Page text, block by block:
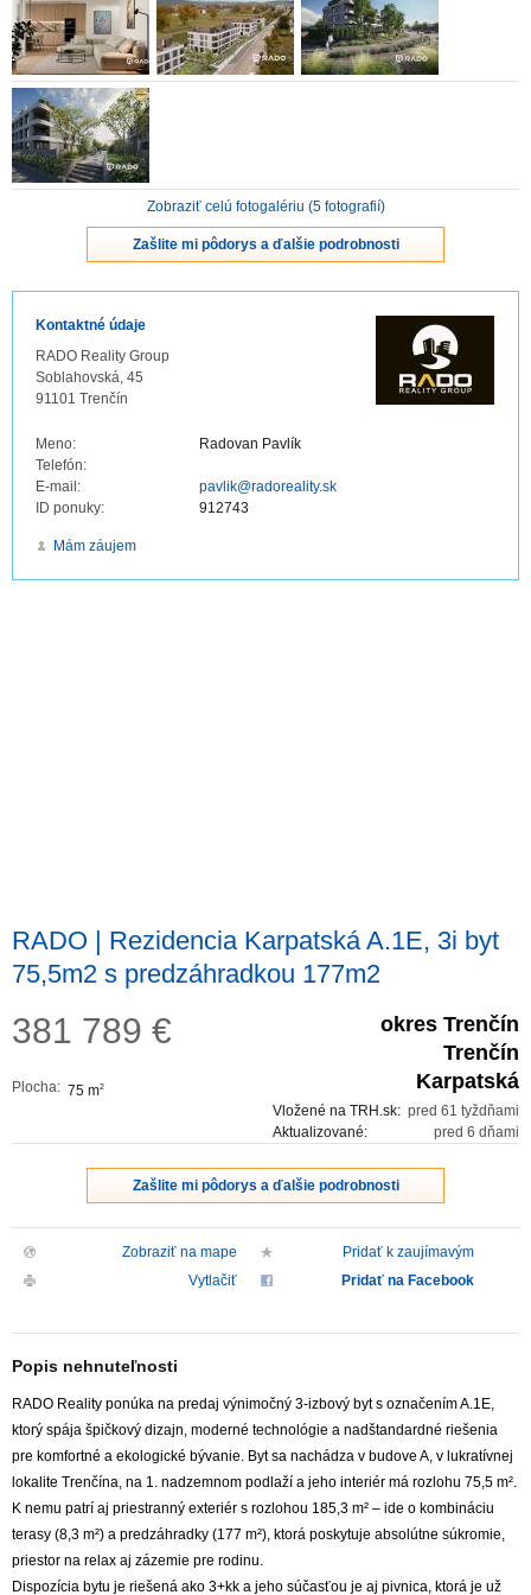
ZVÝRAZNENIE REALITNÝCH INZERÁTOV
REKLAMA
PARTNERI
Zobraziť celú fotogalériu (5 fotografií)
Zašlite mi pôdorys a ďalšie podrobnosti
Kontaktné údaje
RADO Reality Group
Soblahovská, 45
91101 Trenčín
Meno:
Radovan Pavlík
Telefón:
E-mail:
pavlik@radoreality.sk
ID ponuky:
912743
Mám záujem
RADO | Rezidencia Karpatská A.1E, 3i byt
75,5m2 s predzáhradkou 177m2
381 789 €
Plocha: 75 m2
okres Trenčín
Trenčín
Karpatská
pred 61 tyždňami
Vložené na TRH.sk:
pred 6 dňami
Aktualizované:
Zašlite mi pôdorys a ďalšie podrobnosti
Zobraziť na mape
Pridať k zaujímavým
Vytlačiť
Pridať na Facebook
Popis nehnuteľnosti
RADO Reality ponúka na predaj výnimočný 3-izbový byt s označením A.1E,
ktorý spája špičkový dizajn, moderné technológie a nadštandardné riešenia
pre komfortné a ekologické bývanie. Byt sa nachádza v budove A, v lukratívnej
lokalite Trenčína, na 1. nadzemnom podlaží a jeho interiér má rozlohu 75,5 m².
K nemu patrí aj priestranný exteriér s rozlohou 185,3 m² – ide o kombináciu
terasy (8,3 m²) a predzáhradky (177 m²), ktorá poskytuje absolútne súkromie,
priestor na relax aj zázemie pre rodinu.
Dispozícia bytu je riešená ako 3+kk a jeho súčasťou je aj pivnica, ktorá je už